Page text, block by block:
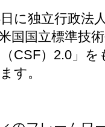
に独立行政法
国国立標準技
CSF）2.0」
す。